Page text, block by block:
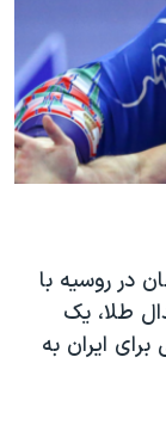
در روسیه با
گیران ایران و‌ کسب ۵ مدال طلا، یک
ایران به